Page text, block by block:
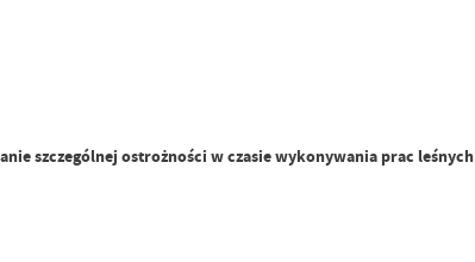
szczególnej ostrożności w czasie wykonywania prac leśnych